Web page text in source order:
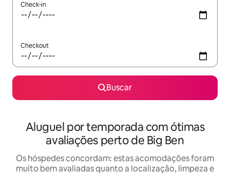
Check-in
Checkout
Buscar
Aluguel por temporada com ótimas
avaliações perto de Big Ben
Os hóspedes concordam: estas acomodações foram
muito bem avaliadas quanto a localização, limpeza e